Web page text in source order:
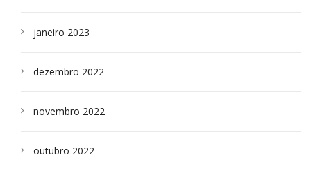
janeiro 2023
dezembro 2022
novembro 2022
outubro 2022